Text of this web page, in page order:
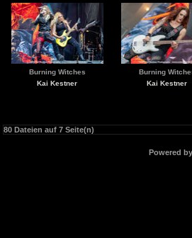
Burning Witches
Kai Kestner
Burning
Kai Kestner
80 Dateien auf 7 Seite(n)
Powered